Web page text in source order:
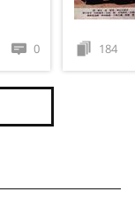
0 184